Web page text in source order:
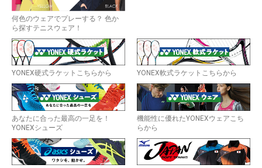
何色のウェアでプレーする？ 色か
ら探すテニスウェア！
YONEX硬式ラケットこちらから YONEX軟式ラケットこちらから
あなたに合った最高の一足を！
YONEXシューズ
機能性に優れたYONEXウェアこち
らから